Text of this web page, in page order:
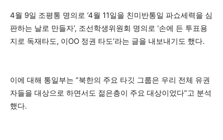
4월 9일 조평통 명의로 ‘4월 11일을 친미반통일 파쇼세력을 심
판하는 날로 만들자’, 조선학생위원회 명의로 ‘손에 든 투표용
지로 독재타도, 이OO 정권 타도’라는 글을 내보내기도 했다.
이에 대해 통일부는 “북한의 주요 타깃 그룹은 우리 전체 유권
자들을 대상으로 하면서도 젊은층이 주요 대상이었다”고 분석
했다.